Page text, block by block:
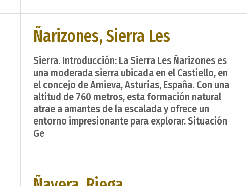
Ñarizones, Sierra Les
Sierra. Introducción: La Sierra Les Ñarizones es
una moderada sierra ubicada en el Castiello, en
el concejo de Amieva, Asturias, España. Con una
altitud de 760 metros, esta formación natural
atrae a amantes de la escalada y ofrece un
entorno impresionante para explorar. Situación
Ge